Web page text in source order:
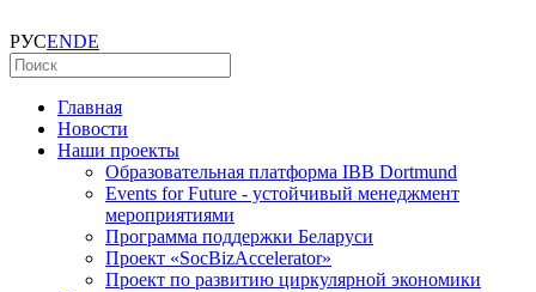
РУСENDE
Главная
Новости
Наши проекты
Образовательная платформа IBB Dortmund
Events for Future - устойчивый менеджмент
мероприятиями
Программа поддержки Беларуси
Проект «SocBizAccelerator»
Проект по развитию циркулярной экономики